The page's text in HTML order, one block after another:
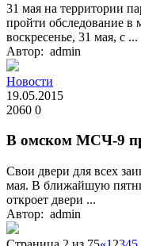
31 мая на территории
пройти обследование в
воскресенье, 31 мая, с ...
Автор: admin
Новости
19.05.2015
2060 0
В омском МСЧ-9
Свои двери для всех
мая. В ближайшую
откроет двери ...
Автор: admin